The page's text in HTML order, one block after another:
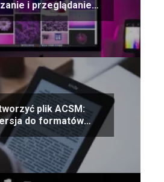
i przeglądanie
AVIF
plik ACSM:
do formatów
e-booków